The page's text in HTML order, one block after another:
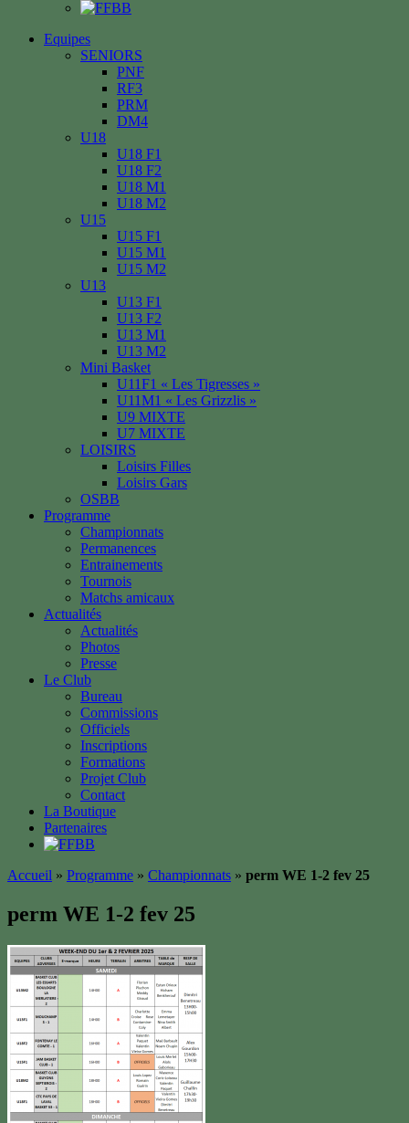
Equipes
SENIORS
PNF
RF3
PRM
DM4
U18
U18 F1
U18 F2
U18 M1
U18 M2
U15
U15 F1
U15 M1
U15 M2
U13
U13 F1
U13 F2
U13 M1
U13 M2
Mini Basket
U11F1 « Les Tigresses »
U11M1 « Les Grizzlis »
U9 MIXTE
U7 MIXTE
LOISIRS
Loisirs Filles
Loisirs Gars
OSBB
Programme
Championnats
Permanences
Entrainements
Tournois
Matchs amicaux
Actualités
Actualités
Photos
Presse
Le Club
Bureau
Commissions
Officiels
Inscriptions
Formations
Projet Club
Contact
La Boutique
Partenaires
Accueil » Programme » Championnats » perm WE 1-2 fev 25
perm WE 1-2 fev 25